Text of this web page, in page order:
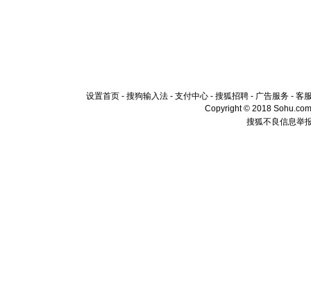
设置首页 - 搜狗输入法 - 支付中心 - 搜狐招聘 - 广告服务 - 客
Copyright © 2018
搜狐不良信息举